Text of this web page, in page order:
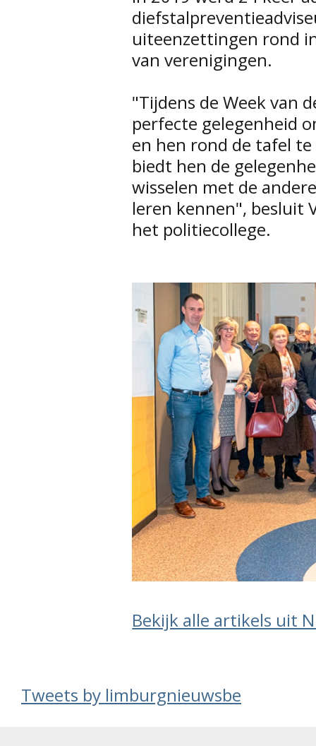
uiteenzettingen rond
van verenigingen.
"Tijdens de Week van
perfecte gelegenheid
en hen rond de tafel
biedt hen de
wisselen met de
leren kennen", besluit
het politiecollege.
Bekijk alle artikels uit
Tweets by limburgnieuwsbe